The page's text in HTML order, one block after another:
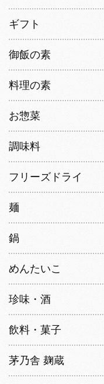
ギフト
御飯の素
料理の素
お惣菜
調味料
フリーズドライ
麺
鍋
めんたいこ
珍味・酒
飲料・菓子
茅乃舎 麹蔵